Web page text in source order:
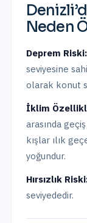
Denizli
Neden
Deprem Riski:
seviyesine
olarak konut
İklim
arasında
kışlar ılık
yoğundur.
Hırsızlık
seviyededir.